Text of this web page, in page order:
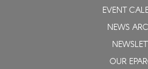
EVENT
NEWS
OUR